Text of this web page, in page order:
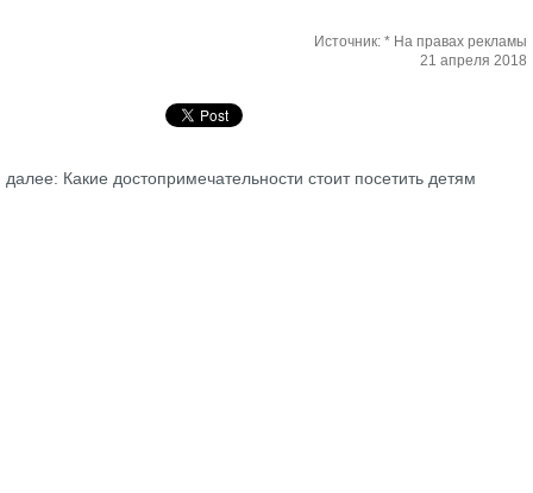
Источник: * На правах рекламы
21 апреля 2018
далее: Какие достопримечательности стоит посетить детям